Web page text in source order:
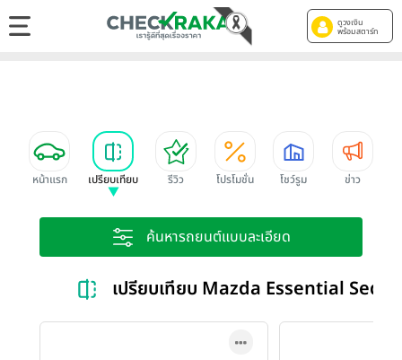
ดูวงเงิน
พร้อมสตาร์ท
หน้าแรก เปรียบเทียบ รีวิว โปรโมชั่น โชว์รูม ข่าว
ค้นหารถยนต์แบบละเอียด
เปรียบเทียบ Mazda Essential